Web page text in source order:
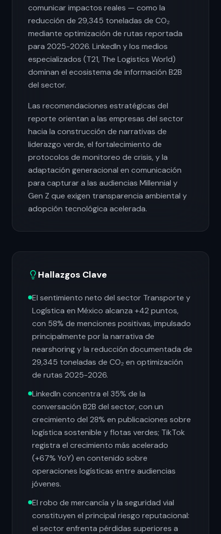
comunicar impactos reales — como la
reducción de 29,345 toneladas de CO₂
mediante optimización de rutas reportada
para 2025-2026. LinkedIn y los medios
especializados (T21, The Logistics World)
dominan el ecosistema de información B2B
del sector.
Las recomendaciones estratégicas del
reporte orientan a las empresas del sector
hacia la construcción de narrativas de
liderazgo verde, el fortalecimiento de
protocolos de monitoreo de crisis, y la
adaptación generacional en comunicación
para capturar a las audiencias Millennial y
Gen Z que exigen transparencia ambiental y
adopción tecnológica acelerada.
Hallazgos Clave
El sentimiento neto del sector Transporte y
Logística en México alcanza +42 puntos,
con 58% de menciones positivas, impulsado
principalmente por la narrativa de
nearshoring y la reducción documentada de
29,345 toneladas de CO₂ en optimización
de rutas 2025-2026.
LinkedIn concentra el 35% de la
conversación B2B del sector, con un
crecimiento del 28% en publicaciones sobre
logística sostenible y flotas verdes; TikTok
registra el crecimiento más acelerado
(+67% YoY) en contenido sobre
operaciones logísticas entre audiencias
jóvenes.
El robo de mercancía y la seguridad vial
constituyen el principal riesgo reputacional:
el sector enfrenta pérdidas superiores a